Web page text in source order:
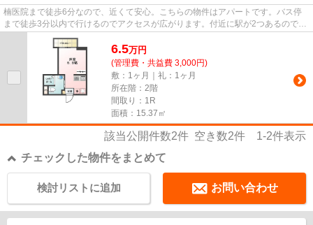
楠医院まで徒歩6分なので、近くて安心。こちらの物件はアパートです。バス停
まで徒歩3分以内で行けるのでアクセスが広がります。付近に駅が2つあるので、
経路を用途や行き先によって選...
6.5万円
(管理費・共益費 3,000円)
敷：1ヶ月｜礼：1ヶ月
所在階：2階
間取り：1R
面積：15.37㎡
該当公開件数2件 空き数2件 1-2件表示
チェックした物件をまとめて
お問い合わせ
検討リストに追加